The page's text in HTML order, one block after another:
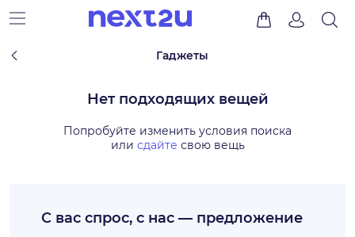
Гаджеты
Нет подходящих вещей
Попробуйте изменить условия поиска
или сдайте свою вещь
С вас спрос, с нас — предложение